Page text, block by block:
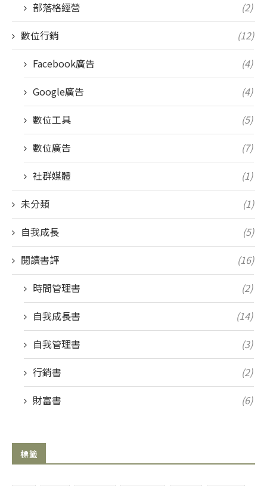
部落格經營
(2)
數位行銷
(12)
Facebook廣告
(4)
Google廣告
(4)
數位工具
(5)
數位廣告
(7)
社群媒體
(1)
未分類
(1)
自我成長
(5)
閱讀書評
(16)
時間管理書
(2)
自我成長書
(14)
自我管理書
(3)
行銷書
(2)
財富書
(6)
標籤